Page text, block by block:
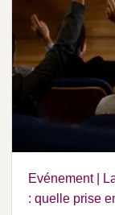
Evénement |
: quelle prise